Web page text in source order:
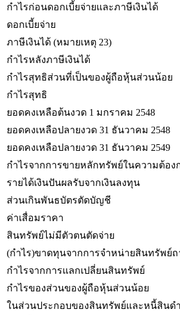
กำไรก่อนดอกเบี้ยจ่ายและภาษีเงินได้
ดอกเบี้ยจ่าย
ภาษีเงินได้ (หมายเหตุ 23)
กำไรหลังภาษีเงินได้
กำไรสุทธิส่วนที่เป็นของผู้ถือหุ้นส่วนน้อย
กำไรสุทธิ
ยอดคงเหลือต้นงวด 1 มกราคม 2548
ยอดคงเหลือปลายงวด 31 ธันวาคม 2548
ยอดคงเหลือปลายงวด 31 ธันวาคม 2549
กำไรจากการขายหลักทรัพย์ในความต้อง
รายได้เงินปันผลรับจากเงินลงทุน
ส่วนเกินพันธบัตรตัดบัญชี
ค่าเสื่อมราคา
สินทรัพย์ไม่มีตัวตนตัดจ่าย
(กำไร)ขาดทุนจากการจำหน่ายสินทรัพย์ถ
กำไรจากการแลกเปลี่ยนสินทรัพย์
กำไรของส่วนของผู้ถือหุ้นส่วนน้อย
ในส่วนประกอบของสินทรัพย์และหนี้สินด